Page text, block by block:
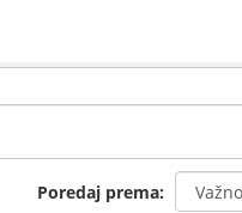
Poredaj prema